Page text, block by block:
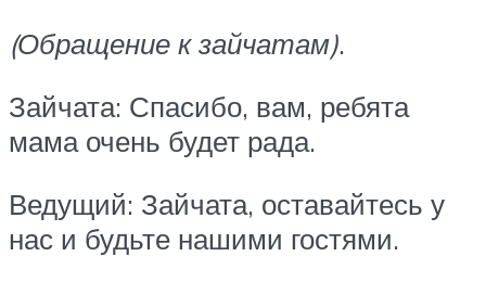
(Обращение к зайчатам).
Зайчата: Спасибо, вам, ребята
мама очень будет рада.
Ведущий: Зайчата, оставайтесь у
нас и будьте нашими гостями.